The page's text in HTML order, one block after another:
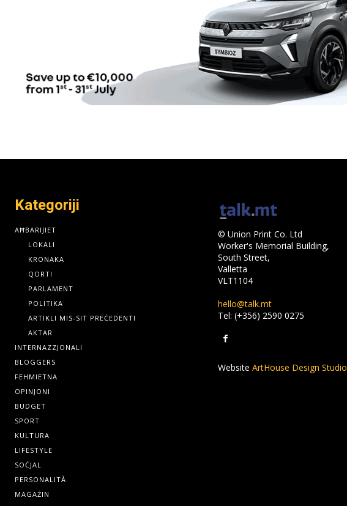
Kategoriji
AĦBARIJIET
LOKALI
KRONAKA
QORTI
PARLAMENT
POLITIKA
ARTIKLI MIS-SIT PREĊEDENTI
AKTAR
INTERNAZZJONALI
BLOGGERS
FEHMIETNA
OPINJONI
BUDGET
SPORT
KULTURA
LIFESTYLE
SOĊJAL
PERSONALITÀ
MAGAŻIN
© Union Print Co. Ltd
Worker's Memorial Building,
South Street,
Valletta
VLT1104
hello@talk.mt
Tel: (+356) 2590 0275
Website ArtHouse Design Studio